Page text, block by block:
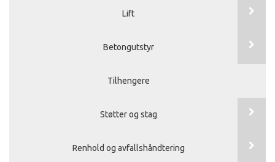
Lift
Betongutstyr
Tilhengere
Støtter og stag
Renhold og avfallshåndtering